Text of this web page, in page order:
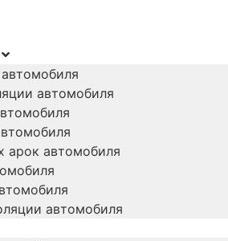
автомобиля
арок автомобиля
автомобиля